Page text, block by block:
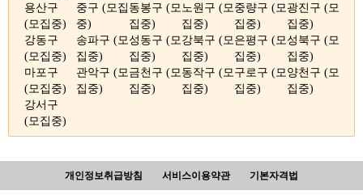
용산구
(모집중)
중구 (모집
중)
동봉구 (모
집중)
노원구 (모
집중)
중량구 (모
집중)
광진구 (모
집중)
강동구
(모집중)
송파구 (모
집중)
성동구 (모
집중)
강북구 (모
집중)
은평구 (모
집중)
성북구 (모
집중)
마포구
(모집중)
관악구 (모
집중)
금천구 (모
집중)
동작구 (모
집중)
구로구 (모
집중)
양천구 (모
집중)
강서구
(모집중)
개인정보취급방침 서비스이용약관 기본자격법